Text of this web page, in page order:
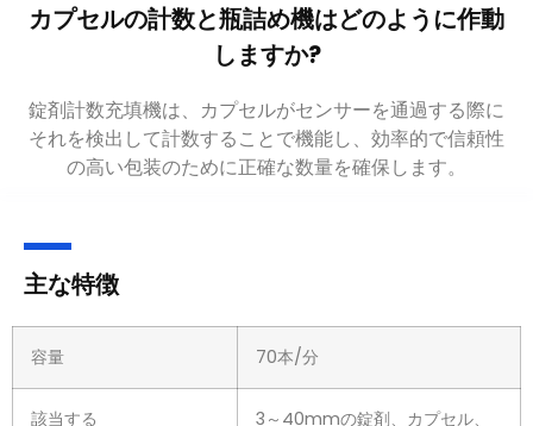
カプセルの計数と瓶詰め機はどのように作動
しますか?
錠剤計数充填機は、 カプセルがセンサーを通過する際に
それを検出して計数することで機能し、効率的で信頼性
の高い包装のために正確な数量を確保します。
主な特徴
容量 70本/分
該当する
3～40mmの錠剤、カプセル、